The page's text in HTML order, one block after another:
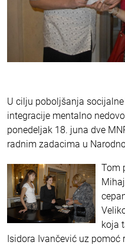
U cilju poboljšanja
integracije mentalno
ponedeljak 18. juna dve
radnim zadacima u
Tom
koja
Isidora Ivančević uz pomoć